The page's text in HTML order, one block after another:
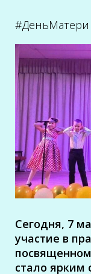
#ДеньМатери
Сегодня, 7
участие в
посвященном
стало ярким